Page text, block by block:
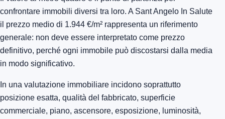
confrontare immobili diversi tra loro. A Sant Angelo In Salute
il prezzo medio di 1.944 €/m² rappresenta un riferimento
generale: non deve essere interpretato come prezzo
definitivo, perché ogni immobile può discostarsi dalla media
in modo significativo.
In una valutazione immobiliare incidono soprattutto
posizione esatta, qualità del fabbricato, superficie
commerciale, piano, ascensore, esposizione, luminosità,